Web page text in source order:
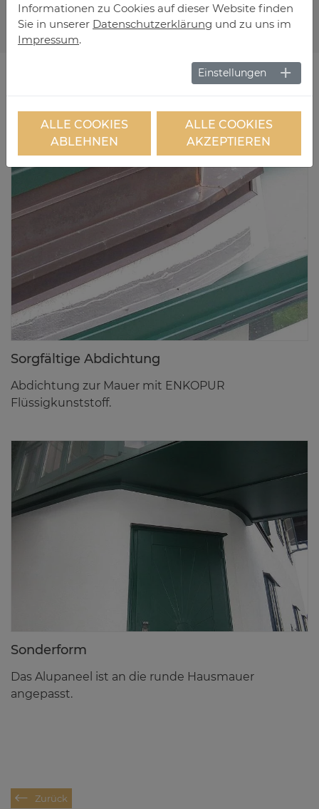
Sorg­fäl­ti­ge Ab­dich­tung
Abdichtung zur Mauer mit ENKOPUR
Flüssigkunststoff.
Son­der­form
Das Alupaneel ist an die runde Hausmauer
angepasst.
Zurück
Informationen zu Cookies auf dieser Website finden
Sie in unserer Datenschutzerklärung und zu uns im
Impressum.
Einstellungen
ALLE COOKIES
ABLEHNEN
ALLE COOKIES
AKZEPTIEREN